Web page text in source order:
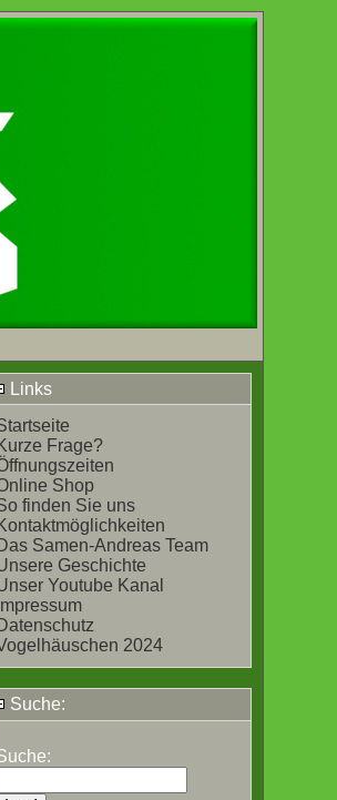
Links
Kurze Frage?
Shop
finden Sie uns
Kontaktmöglichkeiten
Das Samen-Andreas Team
Geschichte
Youtube Kanal
Impressum
Datenschutz
2024
Suche: